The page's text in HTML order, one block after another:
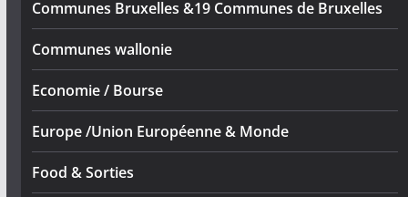
Communes Bruxelles &19 Communes de Bruxelles
Communes wallonie
Economie / Bourse
Europe /Union Européenne & Monde
Food & Sorties